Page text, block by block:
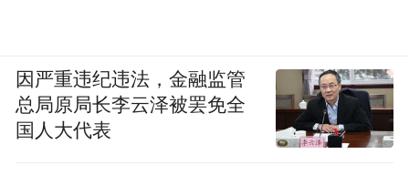
因严重违纪违法，金融监管
总局原局长李云泽被罢免全
国人大代表